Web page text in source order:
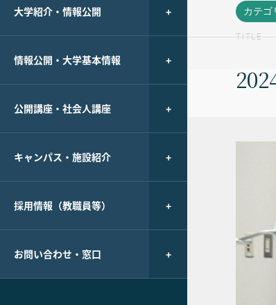
大学紹介・情報公開
情報公開・大学基本情報
公開講座・社会人講座
キャンパス・施設紹介
採用情報（教職員等）
お問い合わせ・窓口
カテゴ
TITLE